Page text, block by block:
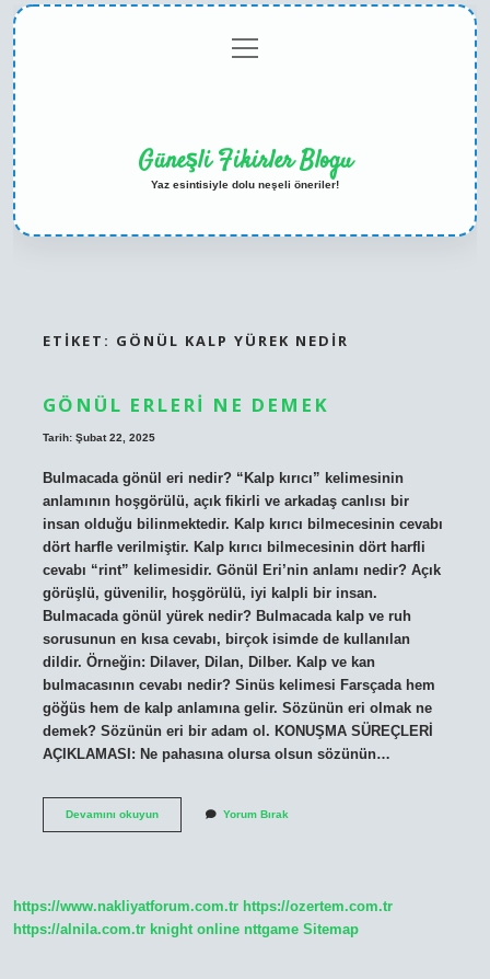
menüyü
aç
Güneşli Fikirler Blogu
Yaz esintisiyle dolu neşeli öneriler!
ETIKET: GÖNÜL KALP YÜREK NEDIR
GÖNÜL ERLERI NE DEMEK
Tarih: Şubat 22, 2025
Bulmacada gönül eri nedir? “Kalp kırıcı” kelimesinin
anlamının hoşgörülü, açık fikirli ve arkadaş canlısı bir
insan olduğu bilinmektedir. Kalp kırıcı bilmecesinin cevabı
dört harfle verilmiştir. Kalp kırıcı bilmecesinin dört harfli
cevabı “rint” kelimesidir. Gönül Eri’nin anlamı nedir? Açık
görüşlü, güvenilir, hoşgörülü, iyi kalpli bir insan.
Bulmacada gönül yürek nedir? Bulmacada kalp ve ruh
sorusunun en kısa cevabı, birçok isimde de kullanılan
dildir. Örneğin: Dilaver, Dilan, Dilber. Kalp ve kan
bulmacasının cevabı nedir? Sinüs kelimesi Farsçada hem
göğüs hem de kalp anlamına gelir. Sözünün eri olmak ne
demek? Sözünün eri bir adam ol. KONUŞMA SÜREÇLERİ
AÇIKLAMASI: Ne pahasına olursa olsun sözünün…
Devamını okuyunGönül
Yorum Bırak
https://www.nakliyatforum.com.tr https://ozertem.com.tr
https://alnila.com.tr knight online nttgame Sitemap